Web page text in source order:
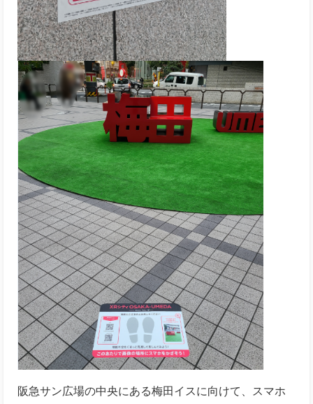
阪急サン広場の中央にある梅田イスに向けて、スマホ